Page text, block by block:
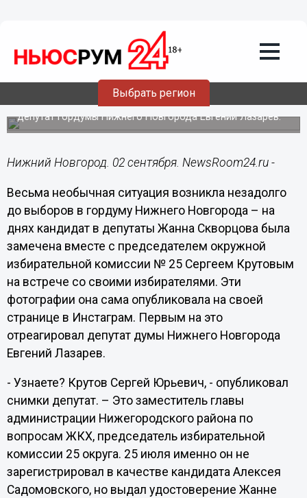
Выбрать регион
Кандидат в депутаты опубликовала
совместное фото с председателем
ОИК № 25
Первым на двусмысленную историю обратил внимание
депутат гордумы Нижнего Новгорода Евгений Лазарев.
Нижний Новгород. 02 сентября. NewsRoom24.ru -
Весьма необычная ситуация возникла незадолго
до выборов в гордуму Нижнего Новгорода – на
днях кандидат в депутаты Жанна Скворцова была
замечена вместе с председателем окружной
избирательной комиссии № 25 Сергеем Крутовым
на встрече со своими избирателями. Эти
фотографии она сама опубликовала на своей
странице в Инстаграм. Первым на это
отреагировал депутат думы Нижнего Новгорода
Евгений Лазарев.
- Узнаете? Крутов Сергей Юрьевич, - опубликовал
снимки депутат. – Это заместитель главы
администрации Нижегородского района по
вопросам ЖКХ, председатель избирательной
комиссии 25 округа. 25 июля именно он не
зарегистрировал в качестве кандидата Алексея
Садомовского, но выдал удостоверение Жанне